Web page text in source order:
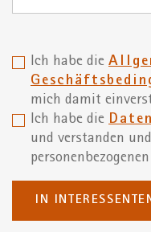
Ich habe die
mich damit
Ich habe die
und verstanden
IN